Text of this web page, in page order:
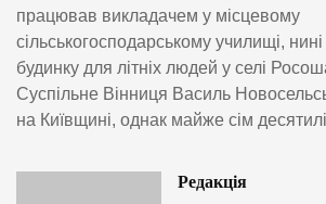
працював викладачем у місцевому
сільськогосподарському училищі,
будинку для літніх людей у селі
Суспільне Вінниця Василь
на Київщині, однак майже сім
Редакція